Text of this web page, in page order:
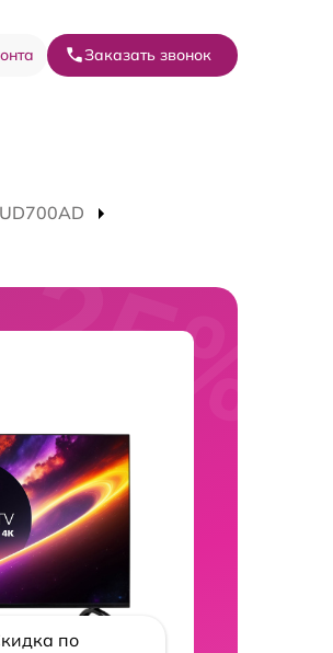
Заказать звонок
по